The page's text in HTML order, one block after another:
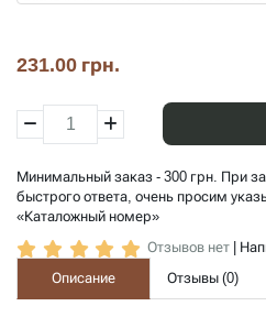
231.00 грн.
Минимальный заказ - 300 грн. При
быстрого ответа, очень просим
«Каталожный номер»
Отзывов нет
Описание
Отзывы (0)